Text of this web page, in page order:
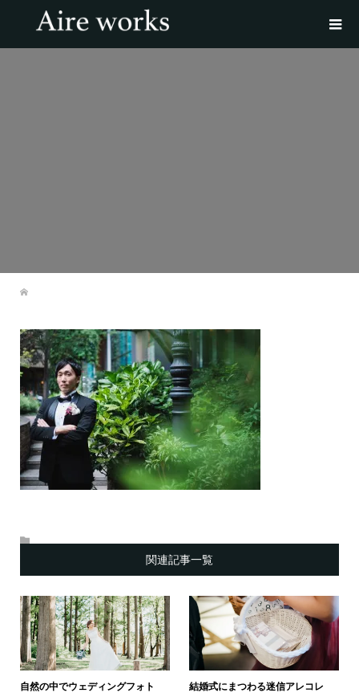
関連記事一覧
自然の中でウェディングフォト 結婚式にまつわる迷信アレコレ